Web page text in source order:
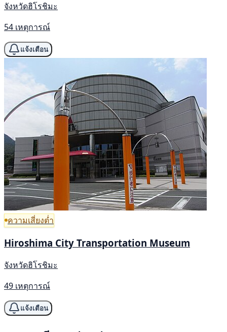
จังหวัดฮิโรชิมะ
54 เหตุการณ์
แจ้งเตือน
ความเสี่ยงต่ำ
Hiroshima City Transportation Museum
จังหวัดฮิโรชิมะ
49 เหตุการณ์
แจ้งเตือน